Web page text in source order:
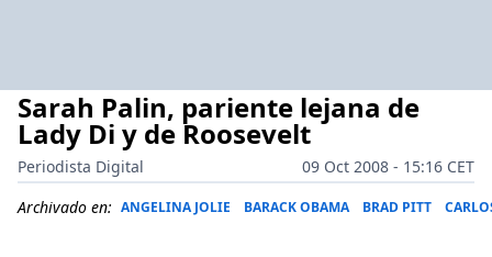
Sarah Palin, pariente lejana de
Lady Di y de Roosevelt
Periodista Digital
09 Oct 2008 - 15:16 CET
Archivado en: ANGELINA JOLIE BARACK OBAMA BRAD PITT